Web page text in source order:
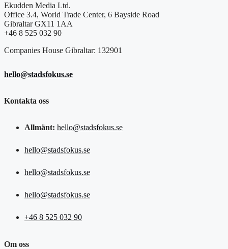
Ekudden Media Ltd.
Office 3.4, World Trade Center, 6 Bayside Road
Gibraltar GX11 1AA
+46 8 525 032 90
Companies House Gibraltar: 132901
hello@stadsfokus.se
Kontakta oss
Allmänt: hello@stadsfokus.se
hello@stadsfokus.se
hello@stadsfokus.se
hello@stadsfokus.se
+46 8 525 032 90
Om oss